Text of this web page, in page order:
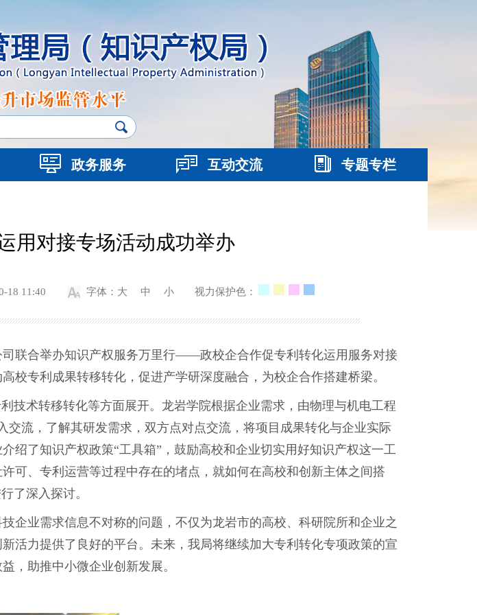
政务服务 互动交流 专题专栏
用对接专场活动成功举办
18 11:40 字体： 大 中 小 视力保护色：
联合举办知识产权服务万里行——政校企合作促专利转化运用服务对接
校专利成果转移转化，促进产学研深度融合，为校企合作搭建桥梁。
术转移转化等方面展开。龙岩学院根据企业需求，由物理与机电工程
流，了解其研发需求，双方点对点交流，将项目成果转化与企业实际
绍了知识产权政策“工具箱”，鼓励高校和企业切实用好知识产权这一工
可、专利运营等过程中存在的堵点，就如何在高校和创新主体之间搭
了深入探讨。
业需求信息不对称的问题，不仅为龙岩市的高校、科研院所和企业之
活力提供了良好的平台。未来，我局将继续加大专利转化专项政策的宣
，助推中小微企业创新发展。